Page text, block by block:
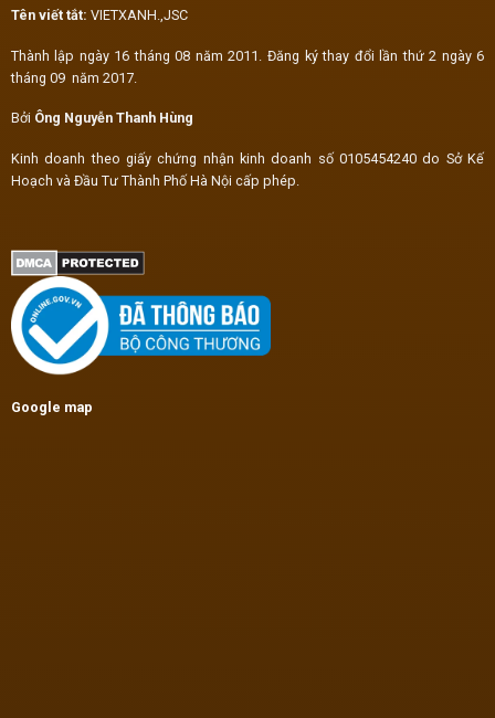
Tên viết tắt: VIETXANH.,JSC
Thành lập ngày 16 tháng 08 năm 2011. Đăng ký thay đổi lần thứ 2 ngày 6
tháng 09 năm 2017.
Bởi Ông Nguyễn Thanh Hùng
Kinh doanh theo giấy chứng nhận kinh doanh số 0105454240 do Sở Kế
Hoạch và Đầu Tư Thành Phố Hà Nội cấp phép.
Google map